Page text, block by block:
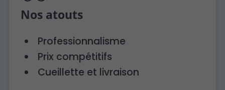
Nos atouts
Professionnalisme
Prix compétitifs
Cueillette et livraison